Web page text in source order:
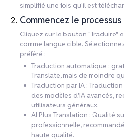
simplifié une fois qu'il est
Commencez le
Cliquez sur le bouton "Traduire"
comme langue cible.
préféré :
Traduction automatique :
Translate, mais de moindre
Traduction par IA :
des modèles d'IA avancés,
utilisateurs généraux.
AI Plus Translation : Qualité
professionnelle,
haute qualité.